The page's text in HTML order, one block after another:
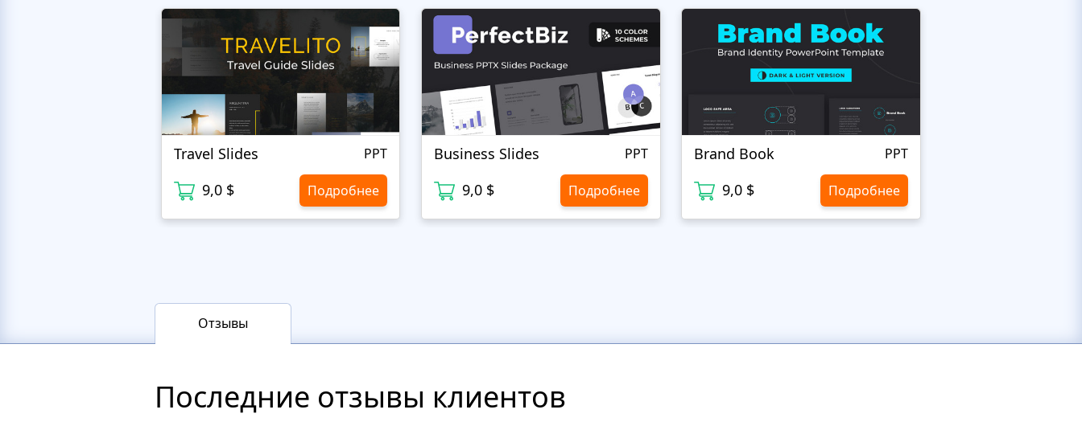
Travel Slides PPT
9,0 $ Подробнее
Business Slides PPT
9,0 $ Подробнее
Brand Book PPT
9,0 $ Подробнее
Отзывы
Последние отзывы клиентов